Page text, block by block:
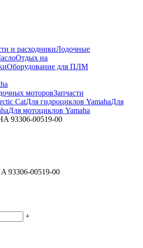
и расходникиЛодочные
Отдых на
Оборудование для ПЛМ
моторовЗапчасти
CatДля гидроциклов YamahaДля
Для мотоциклов Yamaha
93306-00519-00
93306-00519-00
+